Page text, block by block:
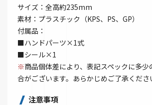
サイズ：全高約235mm
素材：プラスチック（KPS、PS、GP）
付属品：
■ハンドパーツ×1式
■シール×1
※商品個体差により、表記スペックに多少
合がございます。あらかじめご了承くださ
注意事項